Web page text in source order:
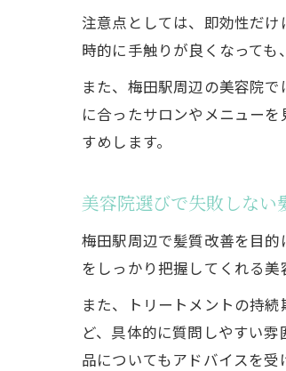
注意点としては、即効性だ
時的に手触りが良くなっても
また、梅田駅周辺の美容院
に合ったサロンやメニュー
すめします。
美容院選びで失敗しない
梅田駅周辺で髪質改善を目
をしっかり把握してくれる
また、トリートメントの持
ど、具体的に質問しやすい
品についてもアドバイスを受